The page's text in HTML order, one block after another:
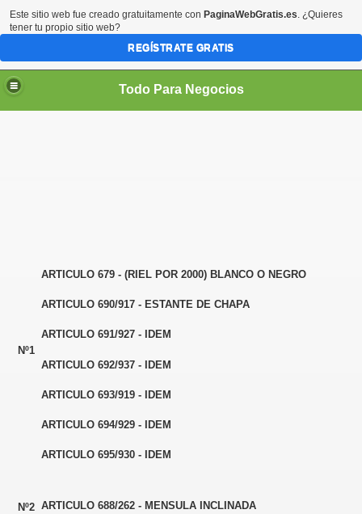
Todo Para Negocios
Nº1
ARTICULO 679 - (RIEL POR 2000) BLANCO O NEGRO
ARTICULO 690/917 - ESTANTE DE CHAPA
ARTICULO 691/927 - IDEM
ARTICULO 692/937 - IDEM
ARTICULO 693/919 - IDEM
ARTICULO 694/929 - IDEM
ARTICULO 695/930 - IDEM
Nº2 ARTICULO 688/262 - MENSULA INCLINADA
Este sitio web fue creado gratuitamente con PaginaWebGratis.es. ¿Quieres
tener tu propio sitio web?
REGÍSTRATE GRATIS